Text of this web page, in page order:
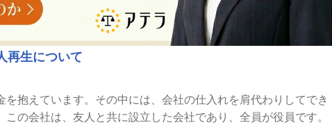
再生について
を抱えています。その中には、会社の仕入れを肩代わりしてでき
の会社は、友人と共に設立した会社であり、全員が役員です。